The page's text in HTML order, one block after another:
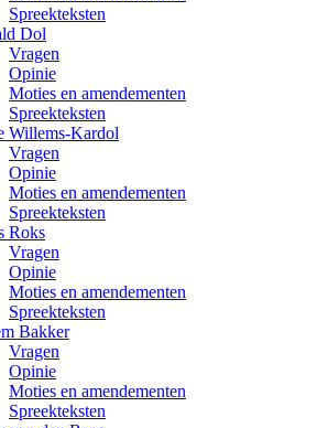
Spreekteksten
Dol
Vragen
Opinie
Moties en amendementen
Spreekteksten
Willems-Kardol
Vragen
Opinie
Moties en amendementen
Spreekteksten
Roks
Vragen
Opinie
Moties en amendementen
Spreekteksten
Bakker
Vragen
Opinie
Moties en amendementen
Spreekteksten